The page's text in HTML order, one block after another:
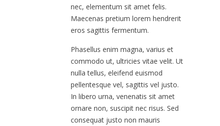
nec, elementum sit amet felis.
Maecenas pretium lorem hendrerit
eros sagittis fermentum.
Phasellus enim magna, varius et
commodo ut, ultricies vitae velit. Ut
nulla tellus, eleifend euismod
pellentesque vel, sagittis vel justo.
In libero urna, venenatis sit amet
ornare non, suscipit nec risus. Sed
consequat justo non mauris